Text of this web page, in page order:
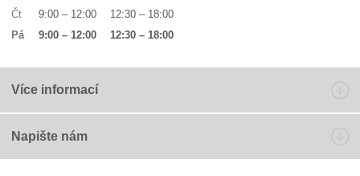
Čt
9:00 – 12:00 12:30 – 18:00
Pá
9:00 – 12:00 12:30 – 18:00
Více informací
Napište nám